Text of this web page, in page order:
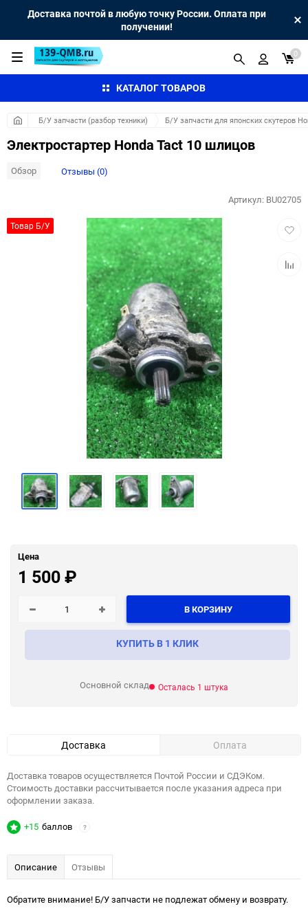
Доставка почтой в любую точку России. Оплата при
получении!
КАТАЛОГ ТОВАРОВ
0
Б/У запчасти (разбор техники) Б/У запчасти для японских скутеров
Электростартер Honda Tact 10 шлицов
Обзор Отзывы (0)
Товар Б/У
Артикул: BU02705
Цена
1 500₽
В КОРЗИНУ
КУПИТЬ В 1 КЛИК
Основной склад Осталась 1 штука
Доставка Оплата
Доставка товаров осуществляется Почтой России и СДЭКом.
Стоимость доставки рассчитывается после указания адреса при
оформлении заказа.
+15 баллов ?
Описание Отзывы
Обратите внимание! Б/У запчасти не подлежат обмену и возврату.